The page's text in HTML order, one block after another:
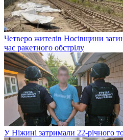
Четверо жителів Носівщини
час ракетного обстрілу
У Ніжині затримали 22-річного